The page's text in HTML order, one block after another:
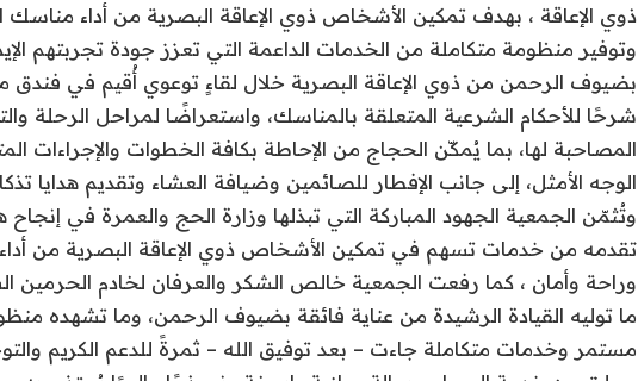
ذوي الإعاقة ، بهدف تمكين الأشخاص ذوي الإعاقة البصرية من أداء مناسك
وتوفير منظومة متكاملة من الخدمات الداعمة التي تعزز جودة تجربتهم
بضيوف الرحمن من ذوي الإعاقة البصرية خلال لقاءٍ توعوي أُقيم في
شرحًا للأحكام الشرعية المتعلقة بالمناسك، واستعراضًا لمراحل الرحلة
المصاحبة لها، بما يُمكّن الحجاج من الإحاطة بكافة الخطوات والإجراءات
الوجه الأمثل، إلى جانب الإفطار للصائمين وضيافة العشاء وتقديم هدايا
وتُثمّن الجمعية الجهود المباركة التي تبذلها وزارة الحج والعمرة في إنجاح
تقدمه من خدمات تسهم في تمكين الأشخاص ذوي الإعاقة البصرية من أداء
وراحة وأمان ، كما رفعت الجمعية خالص الشكر والعرفان لخادم الحرمين
ما توليه القيادة الرشيدة من عناية فائقة بضيوف الرحمن، وما تشهده
مستمر وخدمات متكاملة جاءت – بعد توفيق الله – ثمرةً للدعم الكريم